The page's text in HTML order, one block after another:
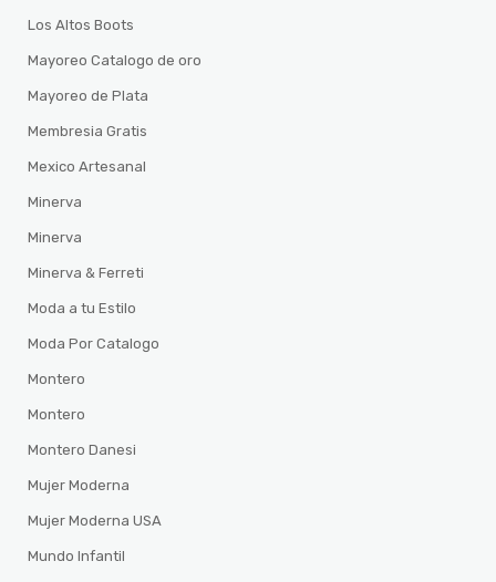
Los Altos Boots
Mayoreo Catalogo de oro
Mayoreo de Plata
Membresia Gratis
Mexico Artesanal
Minerva
Minerva
Minerva & Ferreti
Moda a tu Estilo
Moda Por Catalogo
Montero
Montero
Montero Danesi
Mujer Moderna
Mujer Moderna USA
Mundo Infantil